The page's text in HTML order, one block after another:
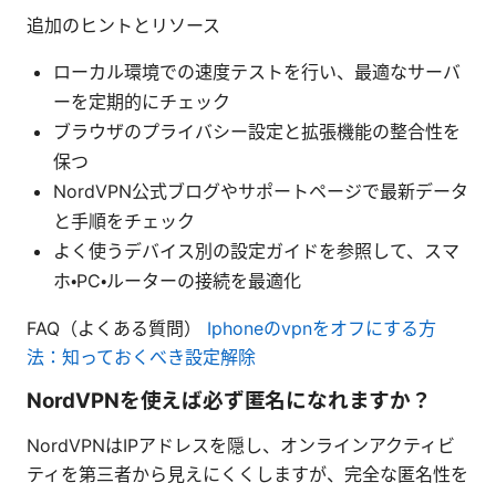
追加のヒントとリソース
ローカル環境での速度テストを行い、最適なサーバ
ーを定期的にチェック
ブラウザのプライバシー設定と拡張機能の整合性を
保つ
NordVPN公式ブログやサポートページで最新データ
と手順をチェック
よく使うデバイス別の設定ガイドを参照して、スマ
ホ・PC・ルーターの接続を最適化
FAQ（よくある質問） Iphoneのvpnをオフにする方
法：知っておくべき設定解除
NordVPNを使えば必ず匿名になれますか？
NordVPNはIPアドレスを隠し、オンラインアクティビ
ティを第三者から見えにくくしますが、完全な匿名性を